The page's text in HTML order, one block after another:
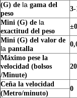
(G) de la gama del
peso
3-
Mini (G) de la
exactitud del peso
Mini (G) del valor de
la pantalla
Máximo pese la
velocidad (bolsos
/Minute)
20
Ceña la velocidad
0
(Metro/minuto)